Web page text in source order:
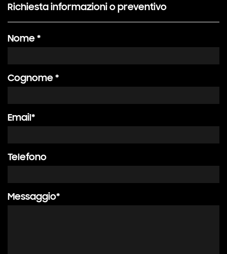
Richiesta informazioni o preventivo
Nome *
Cognome *
Email*
Telefono
Messaggio*